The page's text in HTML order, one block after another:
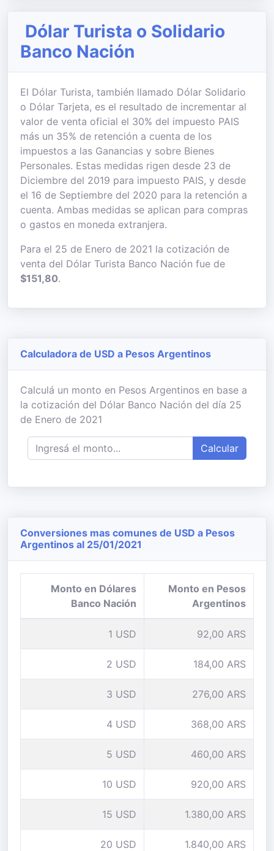
Dólar Turista o Solidario
Banco Nación
El Dólar Turista, también llamado Dólar Solidario
o Dólar Tarjeta, es el resultado de incrementar al
valor de venta oficial el 30% del impuesto PAIS
más un 35% de retención a cuenta de los
impuestos a las Ganancias y sobre Bienes
Personales. Estas medidas rigen desde 23 de
Diciembre del 2019 para impuesto PAIS, y desde
el 16 de Septiembre del 2020 para la retención a
cuenta. Ambas medidas se aplican para compras
o gastos en moneda extranjera.
Para el 25 de Enero de 2021 la cotización de
venta del Dólar Turista Banco Nación fue de
$151,80.
Calculadora de USD a Pesos Argentinos
Calculá un monto en Pesos Argentinos en base a
la cotización del Dólar Banco Nación del día 25
de Enero de 2021
Calcular
Conversiones mas comunes de USD a Pesos
Argentinos al 25/01/2021
Monto en Dólares
Banco Nación
Monto en Pesos
Argentinos
1 USD 92,00 ARS
2 USD 184,00 ARS
3 USD 276,00 ARS
4 USD 368,00 ARS
5 USD 460,00 ARS
10 USD 920,00 ARS
15 USD 1.380,00 ARS
20 USD 1.840,00 ARS